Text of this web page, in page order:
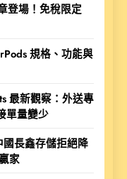
登場！免稅限定
規格、功能與
最新觀察：外送專
單量變少
長鑫存儲拒絕降
家